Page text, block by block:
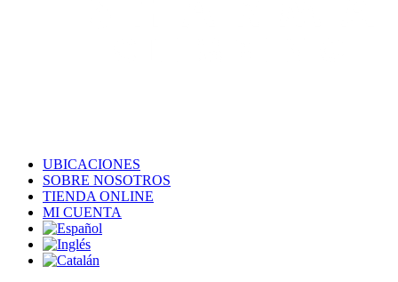
UBICACIONES
SOBRE NOSOTROS
TIENDA ONLINE
MI CUENTA